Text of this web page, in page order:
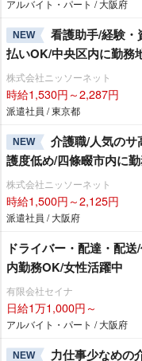
アルバイト・パート / 大阪府
NEW
看護助手/経験・
払いOK/中央区内に勤務
株式会社ニッソーネット
時給1,530円～2,287円
派遣社員 / 東京都
NEW
介護職/人気の
護度低め/四條畷市内に
株式会社ニッソーネット
時給1,500円～2,125円
派遣社員 / 大阪府
ドライバー・配達・配
内勤務OK/女性活躍中
有限会社セイナ
日給1万1,000円～
アルバイト・パート / 大阪府
NEW
力仕事少なめの